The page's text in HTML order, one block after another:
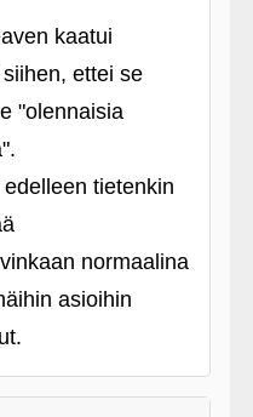
kaatui
ettei se
"olennaisia
tietenkin
normaalina
asioihin